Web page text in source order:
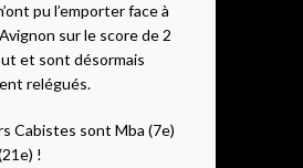
pu l’emporter face à
sur le score de 2
et sont désormais
relégués.
Cabistes sont Mba (7e)
!